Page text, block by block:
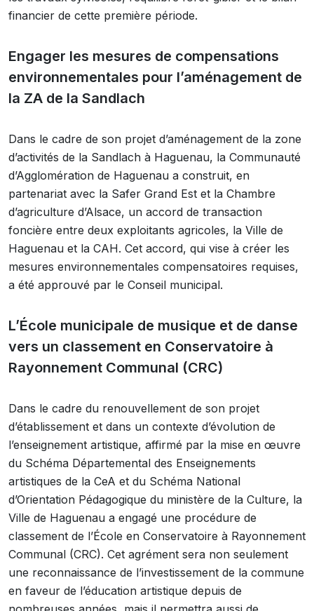
financier de cette première période.
Engager les mesures de compensations
environnementales pour l’aménagement de
la ZA de la Sandlach
Dans le cadre de son projet d’aménagement de la zone
d’activités de la Sandlach à Haguenau, la Communauté
d’Agglomération de Haguenau a construit, en
partenariat avec la Safer Grand Est et la Chambre
d’agriculture d’Alsace, un accord de transaction
foncière entre deux exploitants agricoles, la Ville de
Haguenau et la CAH. Cet accord, qui vise à créer les
mesures environnementales compensatoires requises,
a été approuvé par le Conseil municipal.
L’École municipale de musique et de danse
vers un classement en Conservatoire à
Rayonnement Communal (CRC)
Dans le cadre du renouvellement de son projet
d’établissement et dans un contexte d’évolution de
l’enseignement artistique, affirmé par la mise en œuvre
du Schéma Départemental des Enseignements
artistiques de la CeA et du Schéma National
d’Orientation Pédagogique du ministère de la Culture, la
Ville de Haguenau a engagé une procédure de
classement de l’École en Conservatoire à Rayonnement
Communal (CRC). Cet agrément sera non seulement
une reconnaissance de l’investissement de la commune
en faveur de l’éducation artistique depuis de